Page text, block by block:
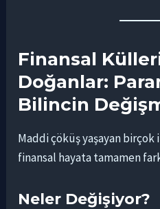
Finansal
Doğanlar:
Bilincin
Maddi çöküş yaşayan birçok
finansal hayata tamamen
Neler Değişiyor?